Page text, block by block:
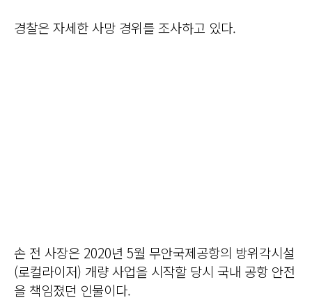
경찰은 자세한 사망 경위를 조사하고 있다.
손 전 사장은 2020년 5월 무안국제공항의 방위각시설
(로컬라이저) 개량 사업을 시작할 당시 국내 공항 안전
을 책임졌던 인물이다.